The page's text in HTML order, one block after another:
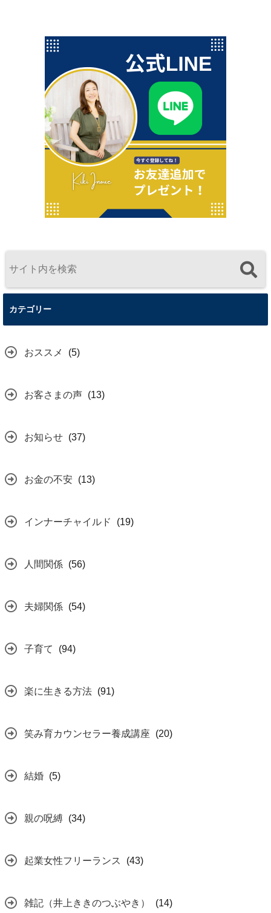
カテゴリー
おススメ (5)
お客さまの声 (13)
お知らせ (37)
お金の不安 (13)
インナーチャイルド (19)
人間関係 (56)
夫婦関係 (54)
子育て (94)
楽に生きる方法 (91)
笑み育カウンセラー養成講座 (20)
結婚 (5)
親の呪縛 (34)
起業女性フリーランス (43)
雑記（井上ききのつぶやき） (14)